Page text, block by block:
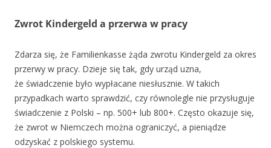
Zwrot Kindergeld a przerwa w pracy
Zdarza się, że Familienkasse żąda zwrotu Kindergeld za okres
przerwy w pracy. Dzieje się tak, gdy urząd uzna,
że świadczenie było wypłacane niesłusznie. W takich
przypadkach warto sprawdzić, czy równolegle nie przysługuje
świadczenie z Polski – np. 500+ lub 800+. Często okazuje się,
że zwrot w Niemczech można ograniczyć, a pieniądze
odzyskać z polskiego systemu.